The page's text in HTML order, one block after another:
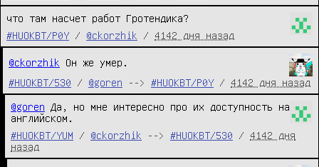
что там насчет работ Гротендика?
#HUOKBT/P0Y
/ @ckorzhik / 4142 дня назад
@ckorzhik
Он же умер.
#HUOKBT/530
/ @goren --> #HUOKBT/P0Y / 4142 дня назад
@goren Да, но мне интересно про их доступность на
английском.
#HUOKBT/YUM
/ @ckorzhik --> #HUOKBT/530 / 4142 дня
назад